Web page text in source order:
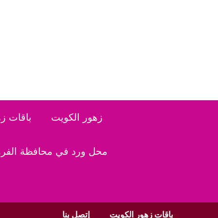
زهور الكويت باقات
محل ورد في محافظة
باقات زهور الكويت إتصل بنا